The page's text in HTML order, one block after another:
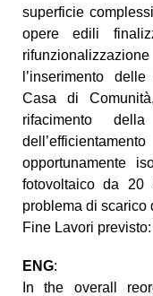
superficie
opere edili
l’inserimento
Casa di
rifacimento
opportunamente
fotovoltaico da 20
problema di scarico
Fine Lavori
ENG:
In the overall